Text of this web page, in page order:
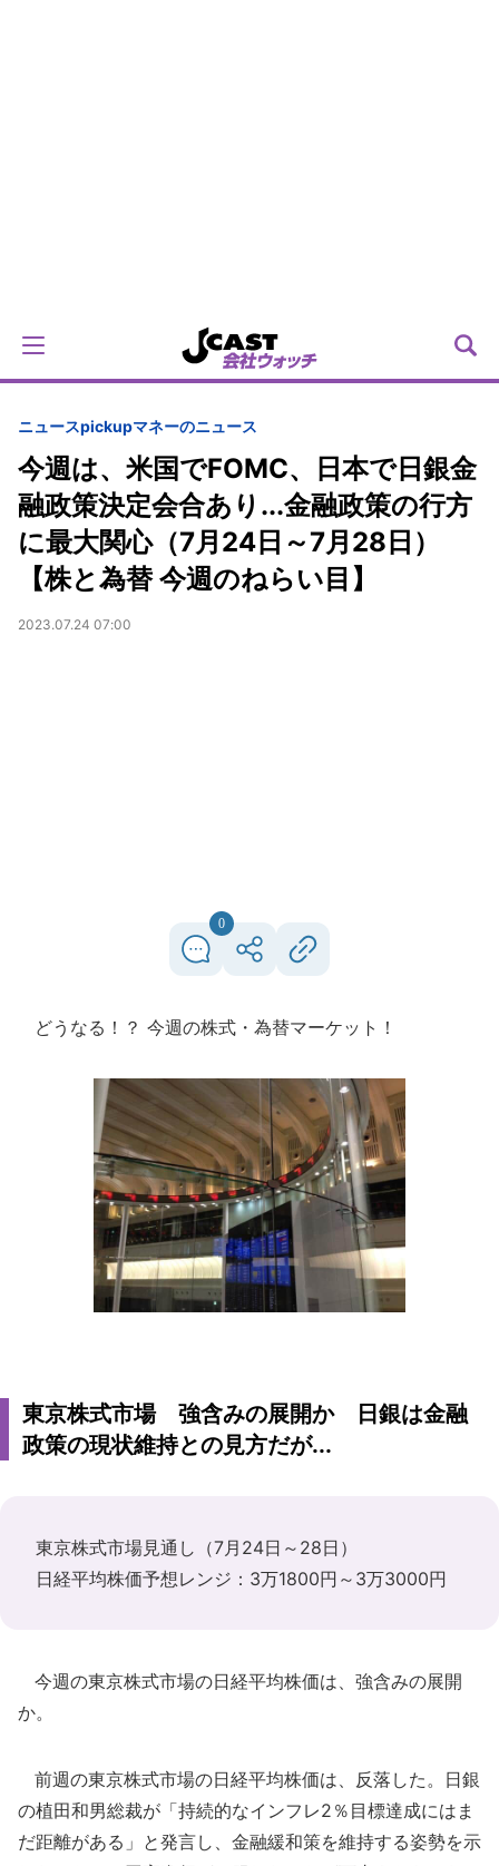
ニュースpickupマネーのニュース
今週は、米国でFOMC、日本で日銀金
融政策決定会合あり...金融政策の行方
に最大関心（7月24日～7月28日）
【株と為替 今週のねらい目】
2023.07.24 07:00
0
どうなる！？ 今週の株式・為替マーケット！
東京株式市場 強含みの展開か 日銀は金融
政策の現状維持との見方だが...
東京株式市場見通し（7月24日～28日）
日経平均株価予想レンジ：3万1800円～3万3000円
今週の東京株式市場の日経平均株価は、強含みの展開
か。
前週の東京株式市場の日経平均株価は、反落した。日銀
の植田和男総裁が「持続的なインフレ2％目標達成にはま
だ距離がある」と発言し、金融緩和策を維持する姿勢を示